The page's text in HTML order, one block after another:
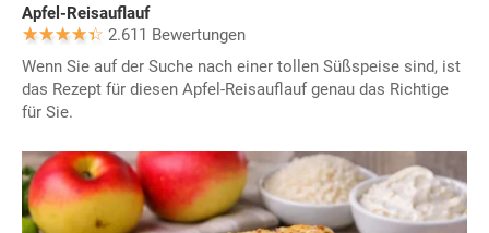
Apfel-Reisauflauf
2.611 Bewertungen
Wenn Sie auf der Suche nach einer tollen Süßspeise sind, ist
das Rezept für diesen Apfel-Reisauflauf genau das Richtige
für Sie.